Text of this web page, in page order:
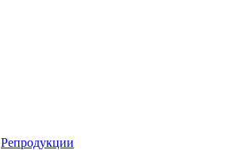
Репродукции